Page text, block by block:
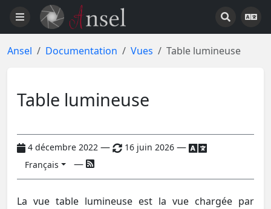
Ansel Documentation Vues Table lumineuse
Table lumineuse
4 décembre 2022 — 16 juin 2026 —
Français —
La vue table lumineuse est la vue chargée par